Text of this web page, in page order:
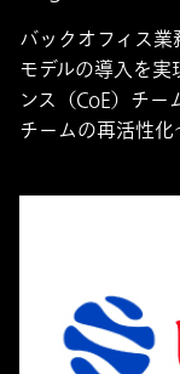
バックオフィス
モデルの導入を
ンス（CoE）チ
チームの再活性化